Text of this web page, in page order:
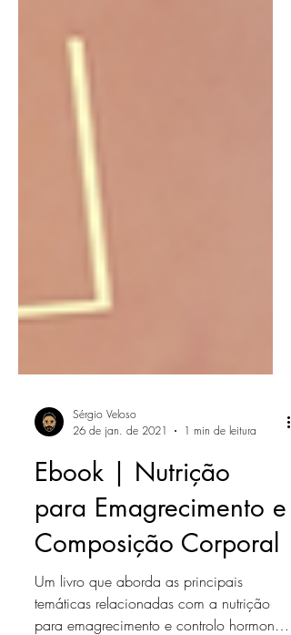
Sérgio Veloso
26 de jan. de 2021
1 min de leitura
Ebook | Nutrição
para Emagrecimento e
Composição Corporal